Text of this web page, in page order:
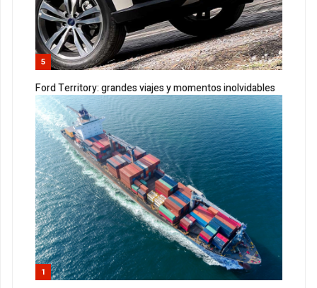
5
Ford Territory: grandes viajes y momentos inolvidables
1